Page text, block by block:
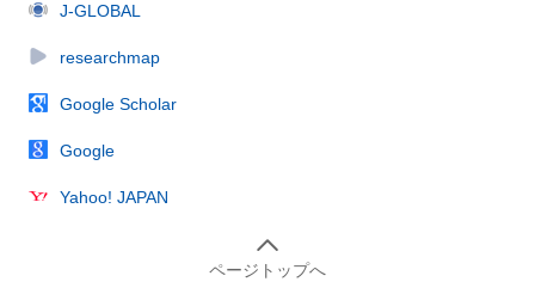
J-GLOBAL
researchmap
Google Scholar
Google
Yahoo! JAPAN
ページトップへ